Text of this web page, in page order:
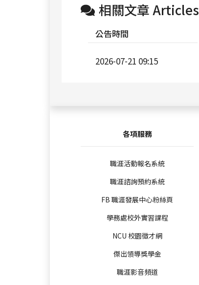
相關文章 Articles
公告時間
2026-07-21 09:15
各項服務
職涯活動報名系統
職涯諮詢預約系統
FB 職涯發展中心粉絲頁
學務處校外實習課程
NCU 校園徵才網
傑出領導獎學金
職涯影音頻道